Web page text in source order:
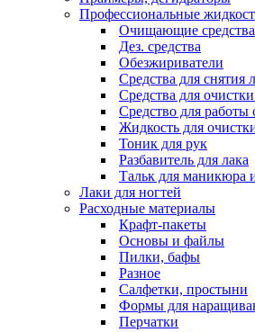
Профессиональные
Очищающие средства
Дез. средства
Обезжириватели
Средства для снятия
Средства для
Средство для работы
Жидкость для
Тоник для рук
Разбавитель для лака
Тальк для маникюра
Лаки для ногтей
Расходные материалы
Крафт-пакеты
Основы и файлы
Пилки, бафы
Разное
Салфетки, простыни
Формы для
Перчатки